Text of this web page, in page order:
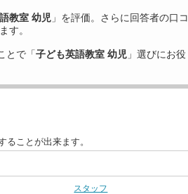
教室 幼児 」を評価。さらに回答者の口コ
す。
とで「子ども英語教室 幼児 」選びにお役
ことが出来ます。
スタッフ